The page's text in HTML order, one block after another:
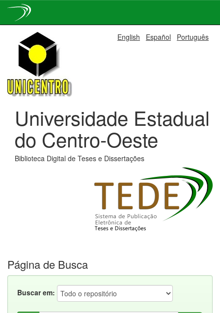
navigation
English Español Português
Universidade Estadual
do Centro-Oeste
Biblioteca Digital de Teses e Dissertações
Página de Busca
Buscar em: